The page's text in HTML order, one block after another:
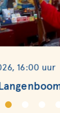
16:00 uur